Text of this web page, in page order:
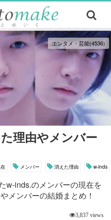
エンタメ・芸能(4536)
理由やメンバー
メンバー 消えた理由 w-inds
w-inds.のメンバーの現在を
メンバーの結婚まとめ！
3,837 views